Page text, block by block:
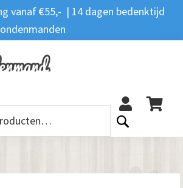
vanaf €55,- | 14 dagen bedenktijd